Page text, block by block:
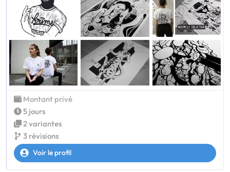
Montant privé
5 jours
2 variantes
3 révisions
Voir le profil